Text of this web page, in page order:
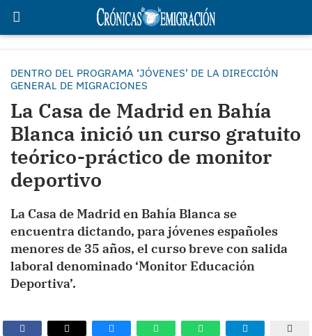
DENTRO DEL PROGRAMA ‘JÓVENES’ DE LA DIRECCIÓN
GENERAL DE MIGRACIONES
La Casa de Madrid en Bahía
Blanca inició un curso gratuito
teórico-práctico de monitor
deportivo
La Casa de Madrid en Bahía Blanca se
encuentra dictando, para jóvenes españoles
menores de 35 años, el curso breve con salida
laboral denominado ‘Monitor Educación
Deportiva’.